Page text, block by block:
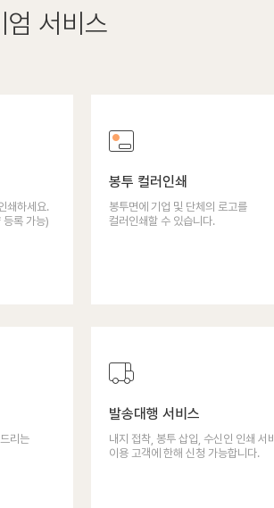
엄 서비스
쇄하세요.
등록 가능)
봉투 컬러인쇄
봉투면에 기업 및 단체의 로고를
컬러인쇄할 수 있습니다.
리는
발송대행 서비스
내지 접착, 봉투 삽입, 수신인 인쇄 서
이용 고객에 한해 신청 가능합니다.